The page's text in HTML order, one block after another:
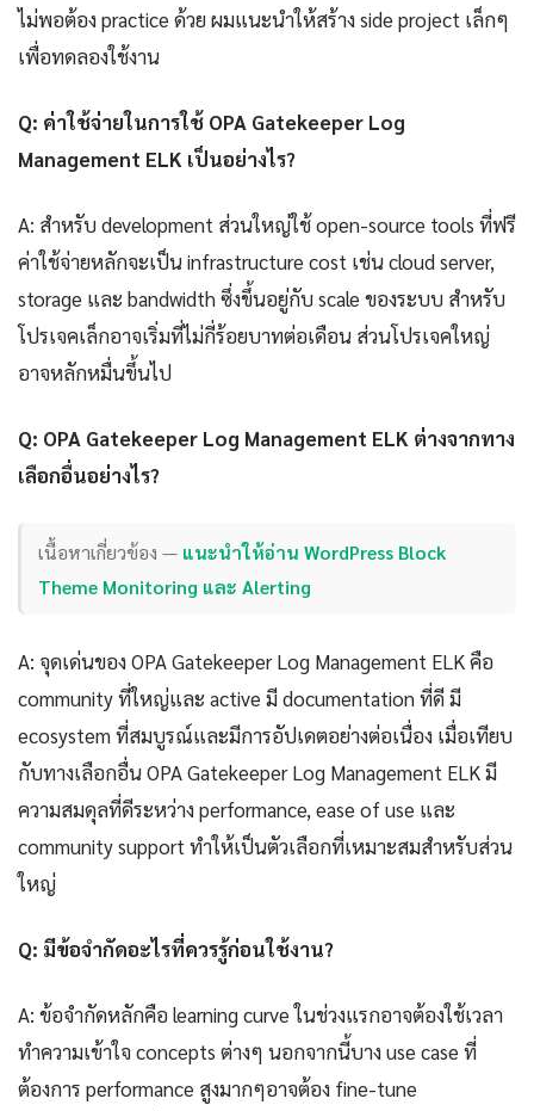
ไม่พอต้อง practice ด้วย ผมแนะนำให้สร้าง side project เล็กๆ
เพื่อทดลองใช้งาน
Q: ค่าใช้จ่ายในการใช้ OPA Gatekeeper Log
Management ELK เป็นอย่างไร?
A: สำหรับ development ส่วนใหญ่ใช้ open-source tools ที่ฟรี
ค่าใช้จ่ายหลักจะเป็น infrastructure cost เช่น cloud server,
storage และ bandwidth ซึ่งขึ้นอยู่กับ scale ของระบบ สำหรับ
โปรเจคเล็กอาจเริ่มที่ไม่กี่ร้อยบาทต่อเดือน ส่วนโปรเจคใหญ่
อาจหลักหมื่นขึ้นไป
Q: OPA Gatekeeper Log Management ELK ต่างจากทาง
เลือกอื่นอย่างไร?
เนื้อหาเกี่ยวข้อง — แนะนำให้อ่าน WordPress Block
Theme Monitoring และ Alerting
A: จุดเด่นของ OPA Gatekeeper Log Management ELK คือ
community ที่ใหญ่และ active มี documentation ที่ดี มี
ecosystem ที่สมบูรณ์และมีการอัปเดตอย่างต่อเนื่อง เมื่อเทียบ
กับทางเลือกอื่น OPA Gatekeeper Log Management ELK มี
ความสมดุลที่ดีระหว่าง performance, ease of use และ
community support ทำให้เป็นตัวเลือกที่เหมาะสมสำหรับส่วน
ใหญ่
Q: มีข้อจำกัดอะไรที่ควรรู้ก่อนใช้งาน?
A: ข้อจำกัดหลักคือ learning curve ในช่วงแรกอาจต้องใช้เวลา
ทำความเข้าใจ concepts ต่างๆ นอกจากนี้บาง use case ที่
ต้องการ performance สูงมากๆอาจต้อง fine-tune